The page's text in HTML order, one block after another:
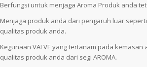
Berfungsi untuk menjaga Aroma Produk anda
Menjaga produk anda dari pengaruh luar
qualitas produk anda.
Kegunaan VALVE yang tertanam pada
qualitas produk anda dari segi AROMA.